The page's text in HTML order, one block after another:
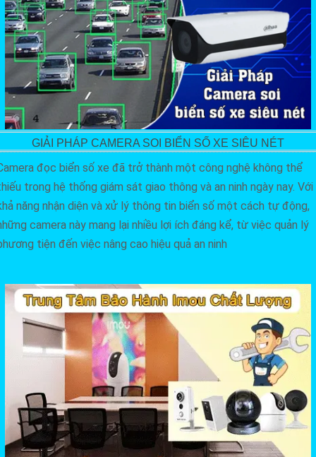
GIẢI PHÁP CAMERA SOI BIỂN SỐ XE SIÊU NÉT
đọc biển số xe đã trở thành một công nghệ không thể
trong hệ thống giám sát giao thông và an ninh ngày nay. Với
năng nhận diện và xử lý thông tin biển số một cách tự động,
camera này mang lại nhiều lợi ích đáng kể, từ việc quản lý
tiện đến việc nâng cao hiệu quả an ninh